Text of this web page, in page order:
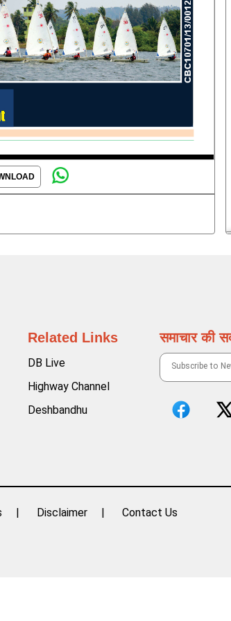
Related Links
DB Live
Highway Channel
Deshbandhu
समाचार की
Disclaimer Contact Us